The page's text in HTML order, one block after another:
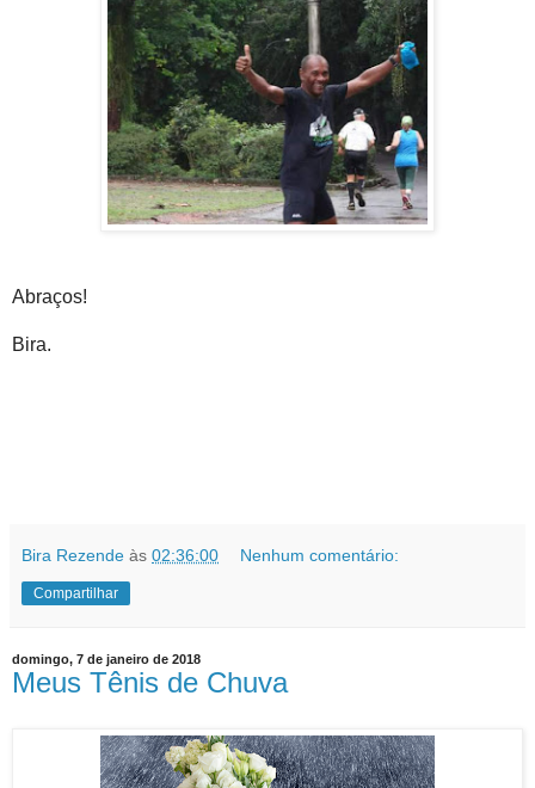
Abraços!
Bira.
Bira Rezende às 02:36:00 Nenhum comentário:
Compartilhar
domingo, 7 de janeiro de 2018
Meus Tênis de Chuva